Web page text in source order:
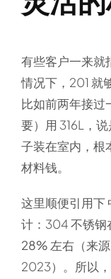
有些客户一来就
情况下，201 就
比如前两年接过
要）用 316L，
子装在室内，根
材料钱。
这里顺便引用下
计：304 不锈钢
28% 左右（来
2023）。所以